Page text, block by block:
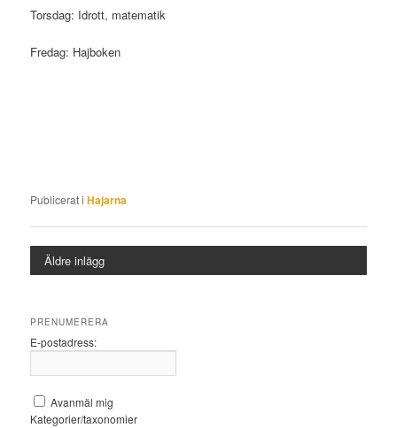
Torsdag: Idrott, matematik
Fredag: Hajboken
Publicerat i Hajarna
Äldre inlägg
PRENUMERERA
E-postadress:
Avanmäl mig
Kategorier/taxonomier